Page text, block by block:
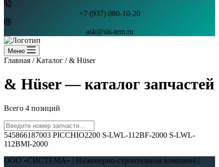
+7 (937) 080-10-20
ask@sis-tem.ru
Меню
Главная / Каталог / & Hüser
& Hüser — каталог запчастей
Всего 4 позиций
545866187003 PICCHIO2200 S-LWL-112BF-2000 S-LWL-
112BMI-2000
ООО «СИСТЕМА» | Инженерно-строительная компания |